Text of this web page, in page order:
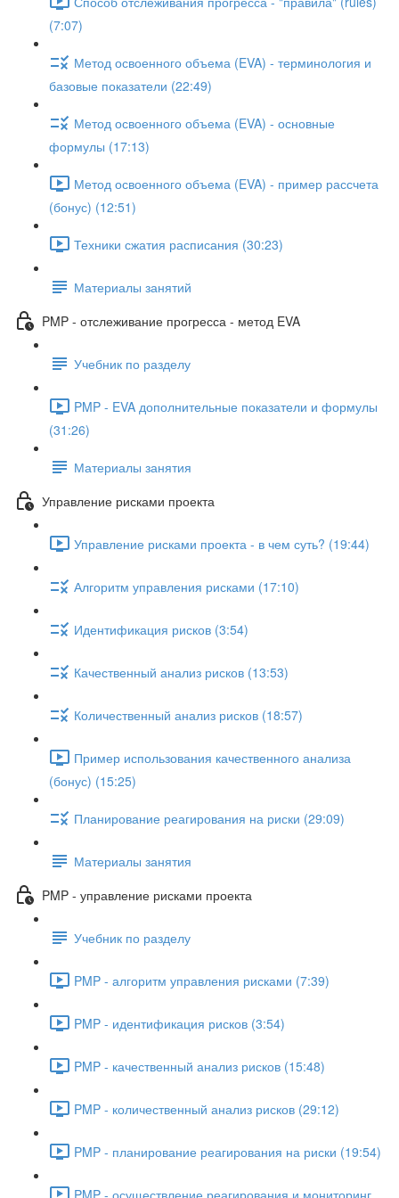
(7:07)
Метод освоенного объема (EVA) - терминология и
базовые показатели (22:49)
Метод освоенного объема (EVA) - основные
формулы (17:13)
Метод освоенного объема (EVA) - пример рассчета
(бонус) (12:51)
Техники сжатия расписания (30:23)
Материалы занятий
PMP - отслеживание прогресса - метод EVA
Учебник по разделу
PMP - EVA дополнительные показатели и формулы
(31:26)
Материалы занятия
Управление рисками проекта
Управление рисками проекта - в чем суть? (19:44)
Алгоритм управления рисками (17:10)
Идентификация рисков (3:54)
Качественный анализ рисков (13:53)
Количественный анализ рисков (18:57)
Пример использования качественного анализа
(бонус) (15:25)
Планирование реагирования на риски (29:09)
Материалы занятия
PMP - управление рисками проекта
Учебник по разделу
PMP - алгоритм управления рисками (7:39)
PMP - идентификация рисков (3:54)
PMP - качественный анализ рисков (15:48)
PMP - количественный анализ рисков (29:12)
PMP - планирование реагирования на риски (19:54)
PMP - осуществление реагирования и мониторинг